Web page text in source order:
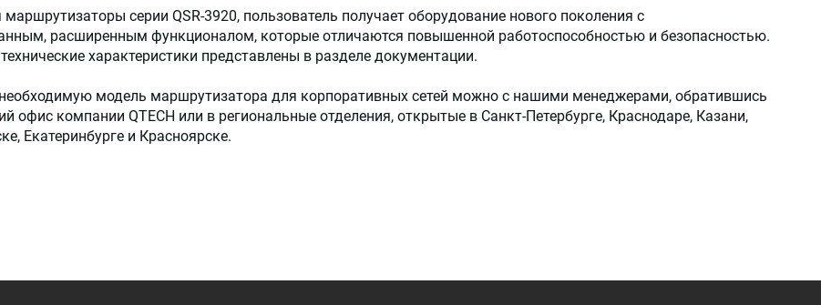
маршрутизаторы серии QSR-3920, пользователь получает оборудование нового поколения с
расширенным функционалом, которые отличаются повышенной работоспособностью и безопасностью.
характеристики представлены в разделе документации.
модель маршрутизатора для корпоративных сетей можно с нашими менеджерами, обратившись
офис компании QTECH или в региональные отделения, открытые в Санкт-Петербурге, Краснодаре, Казани,
Екатеринбурге и Красноярске.